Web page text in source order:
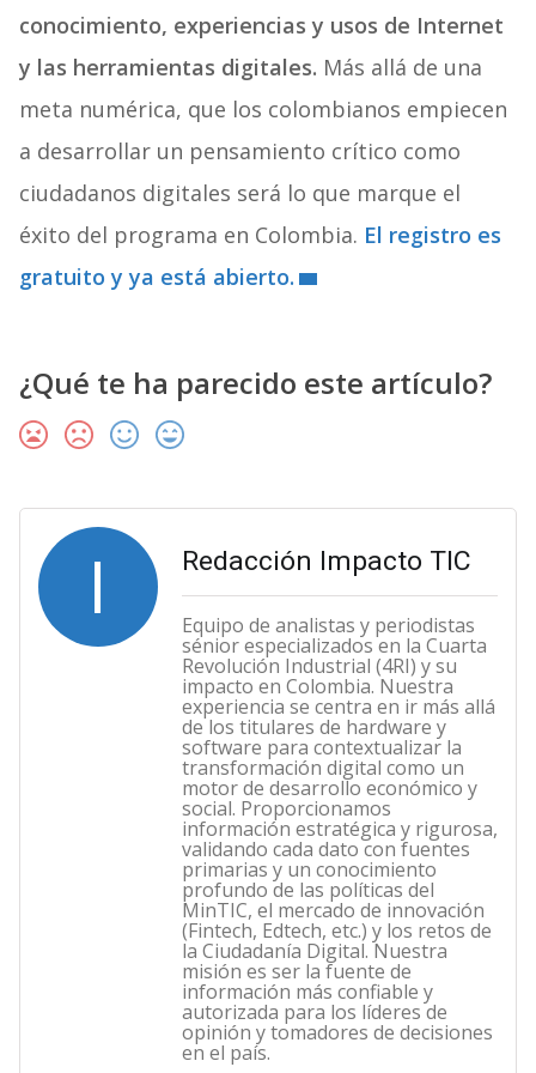
conocimiento, experiencias y usos de Internet
y las herramientas digitales. Más allá de una
meta numérica, que los colombianos empiecen
a desarrollar un pensamiento crítico como
ciudadanos digitales será lo que marque el
éxito del programa en Colombia. El registro es
gratuito y ya está abierto.
¿Qué te ha parecido este artículo?
I Redacción Impacto TIC
Equipo de analistas y periodistas
sénior especializados en la Cuarta
Revolución Industrial (4RI) y su
impacto en Colombia. Nuestra
experiencia se centra en ir más allá
de los titulares de hardware y
software para contextualizar la
transformación digital como un
motor de desarrollo económico y
social. Proporcionamos
información estratégica y rigurosa,
validando cada dato con fuentes
primarias y un conocimiento
profundo de las políticas del
MinTIC, el mercado de innovación
(Fintech, Edtech, etc.) y los retos de
la Ciudadanía Digital. Nuestra
misión es ser la fuente de
información más confiable y
autorizada para los líderes de
opinión y tomadores de decisiones
en el país.